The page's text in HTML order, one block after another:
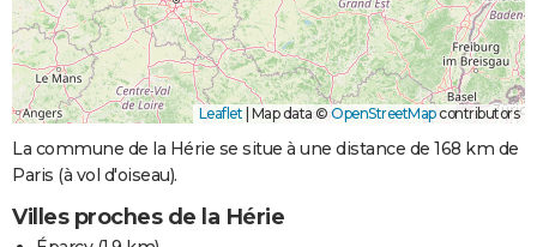
Leaflet Map data ©OpenStreetMapcontributors
La commune de la Hérie se situe à une distance de 168 km de
Paris (à vol d'oiseau).
Villes proches de la Hérie